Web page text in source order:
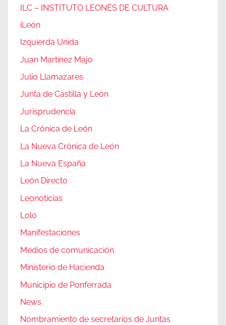
ILC – INSTITUTO LEONÉS DE CULTURA
iLeón
Izquierda Unida
Juan Martínez Majo
Julio Llamazares
Junta de Castilla y León
Jurisprudencia
La Crónica de León
La Nueva Crónica de León
La Nueva España
León Directo
Leonoticias
Lolo
Manifestaciones
Medios de comunicación
Ministerio de Hacienda
Municipio de Ponferrada
News
Nombramiento de secretarios de Juntas